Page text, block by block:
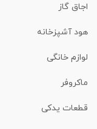
اجاق گاز
هود آشپزخانه
لوازم خانگی
ماكروفر
قطعات یدکی